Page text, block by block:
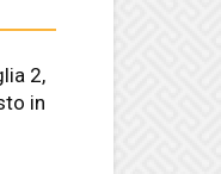
2,
in